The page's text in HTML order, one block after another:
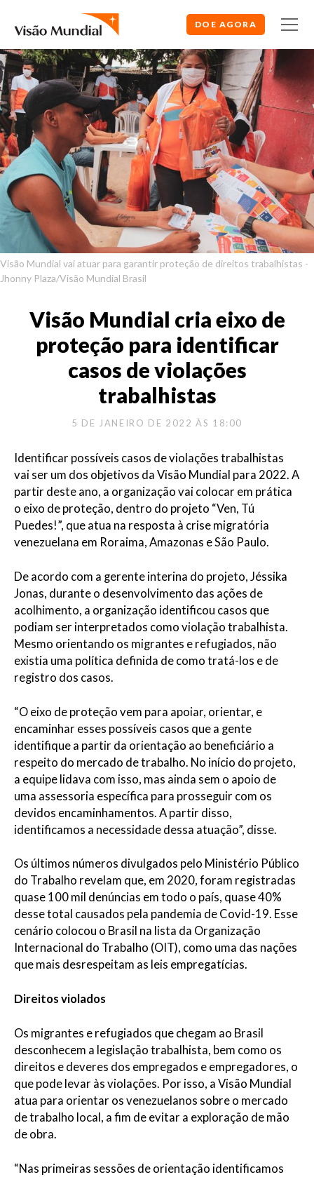
DOE AGORA
Visão Mundial vai atuar para garantir proteção de direitos trabalhistas -
Jhonny Plaza/Visão Mundial Brasil
Visão Mundial cria eixo de
proteção para identificar
casos de violações
trabalhistas
5 DE JANEIRO DE 2022 ÀS 18:00
Identificar possíveis casos de violações trabalhistas
vai ser um dos objetivos da Visão Mundial para 2022. A
partir deste ano, a organização vai colocar em prática
o eixo de proteção, dentro do projeto “Ven, Tú
Puedes!”, que atua na resposta à crise migratória
venezuelana em Roraima, Amazonas e São Paulo.
De acordo com a gerente interina do projeto, Jéssika
Jonas, durante o desenvolvimento das ações de
acolhimento, a organização identificou casos que
podiam ser interpretados como violação trabalhista.
Mesmo orientando os migrantes e refugiados, não
existia uma política definida de como tratá-los e de
registro dos casos.
“O eixo de proteção vem para apoiar, orientar, e
encaminhar esses possíveis casos que a gente
identifique a partir da orientação ao beneficiário a
respeito do mercado de trabalho. No início do projeto,
a equipe lidava com isso, mas ainda sem o apoio de
uma assessoria específica para prosseguir com os
devidos encaminhamentos. A partir disso,
identificamos a necessidade dessa atuação”, disse.
Os últimos números divulgados pelo Ministério Público
do Trabalho revelam que, em 2020, foram registradas
quase 100 mil denúncias em todo o país, quase 40%
desse total causados pela pandemia de Covid-19. Esse
cenário colocou o Brasil na lista da Organização
Internacional do Trabalho (OIT), como uma das nações
que mais desrespeitam as leis empregatícias.
Direitos violados
Os migrantes e refugiados que chegam ao Brasil
desconhecem a legislação trabalhista, bem como os
direitos e deveres dos empregados e empregadores, o
que pode levar às violações. Por isso, a Visão Mundial
atua para orientar os venezuelanos sobre o mercado
de trabalho local, a fim de evitar a exploração de mão
de obra.
“Nas primeiras sessões de orientação identificamos